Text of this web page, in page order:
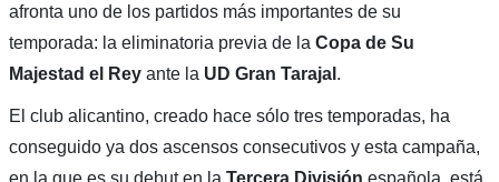
afronta uno de los partidos más importantes de su
temporada: la eliminatoria previa de la Copa de Su
Majestad el Reyante la UD Gran Tarajal .
El club alicantino, creado hace sólo tres temporadas, ha
conseguido ya dos ascensos consecutivos y esta campaña,
en la que es su debut en la Tercera División española, está